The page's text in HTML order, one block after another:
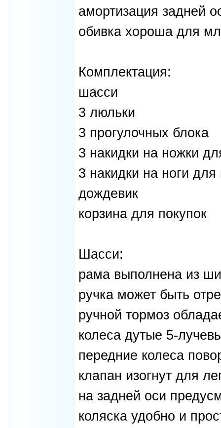
амортизация задней
обивка хороша для
Комплектация:
шасси
3 люльки
3 прогулочных блока
3 накидки на ножки
3 накидки на ноги
дождевик
корзина для покупок
Шасси:
рама выполнена из
ручка может быть
ручной тормоз
колеса дутые 5-
передние колеса
клапан изогнут для
на задней оси
коляска удобно и